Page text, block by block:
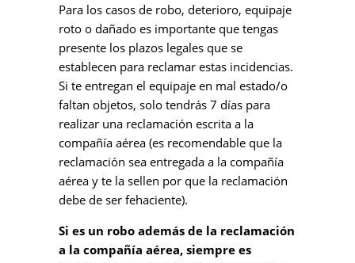
Para los casos de robo, deterioro, equipaje
roto o dañado es importante que tengas
presente los plazos legales que se
establecen para reclamar estas incidencias.
Si te entregan el equipaje en mal estado/o
faltan objetos, solo tendrás 7 días para
realizar una reclamación escrita a la
compañía aérea (es recomendable que la
reclamación sea entregada a la compañía
aérea y te la sellen por que la reclamación
debe de ser fehaciente).
Si es un robo además de la reclamación
a la compañía aérea, siempre es